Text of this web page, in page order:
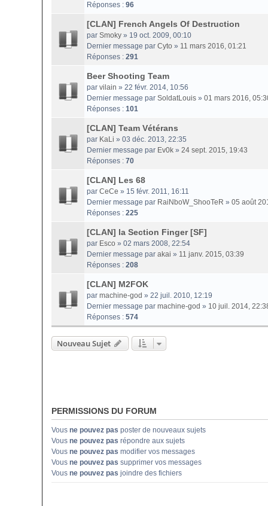
Réponses : 96
[CLAN] French Angels Of Destruction
par Smoky » 19 oct. 2009, 00:10
Dernier message par Cyto » 11 mars 2016, 01:21
Réponses : 291
Beer Shooting Team
par vilain » 22 févr. 2014, 10:56
Dernier message par SoldatLouis » 01 mars 2016,
Réponses : 101
[CLAN] Team Vétérans
par KaLi » 03 déc. 2013, 22:35
Dernier message par Ev0k » 24 sept. 2015, 19:43
Réponses : 70
[CLAN] Les 68
par CeCe » 15 févr. 2011, 16:11
Dernier message par RaiNboW_ShooTeR » 05 août
Réponses : 225
[CLAN] la Section Finger [SF]
par Esco » 02 mars 2008, 22:54
Dernier message par akai » 11 janv. 2015, 03:39
Réponses : 208
[CLAN] M2FOK
par machine-god » 22 juil. 2010, 12:19
Dernier message par machine-god » 10 juil. 2014,
Réponses : 574
Nouveau Sujet
PERMISSIONS DU FORUM
Vous ne pouvez pas poster de nouveaux sujets
Vous ne pouvez pas répondre aux sujets
Vous ne pouvez pas modifier vos messages
Vous ne pouvez pas supprimer vos messages
Vous ne pouvez pas joindre des fichiers